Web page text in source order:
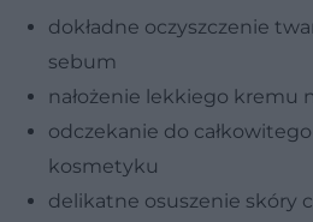
dokładne oczyszczenie
sebum
nałożenie lekkiego kremu
odczekanie do
kosmetyku
delikatne osuszenie skóry